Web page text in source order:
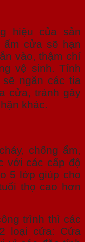
hiệu của sản
ẩm cửa sẽ hạn
vào, thậm chí
vệ sinh. Tính
ngăn các tia
cửa, tránh gây
khác.
chống ẩm,
với các cấp độ
5 lớp giúp cho
thọ cao hơn
trình thì các
loại cửa: Cửa